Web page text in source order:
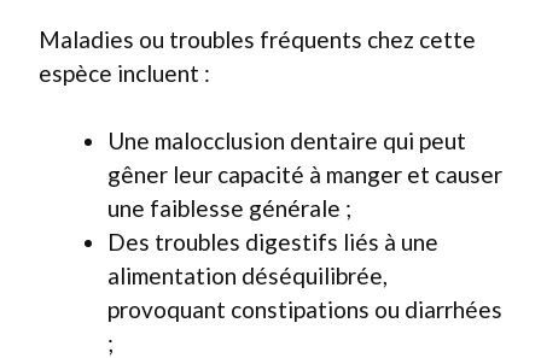
Maladies ou troubles fréquents chez cette
espèce incluent :
Une malocclusion dentaire qui peut
gêner leur capacité à manger et causer
une faiblesse générale ;
Des troubles digestifs liés à une
alimentation déséquilibrée,
provoquant constipations ou diarrhées
;